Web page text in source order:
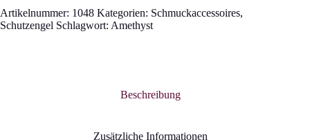
Artikelnummer: 1048 Kategorien: Schmuckaccessoires,
Schutzengel Schlagwort: Amethyst
Beschreibung
Zusätzliche Informationen